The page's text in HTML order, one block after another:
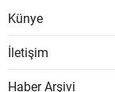
Künye
İletişim
Haber Arşivi